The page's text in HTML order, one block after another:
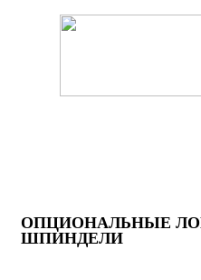
ОПЦИОНАЛЬНЫЕ
ШПИНДЕЛИ